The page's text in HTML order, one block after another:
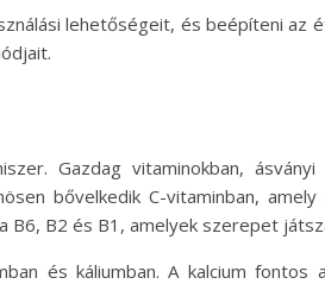
lehetőségeit, és beépíteni az
Gazdag vitaminokban,
bővelkedik C-vitaminban,
B2 és B1, amelyek szerepet
és káliumban. A kalcium